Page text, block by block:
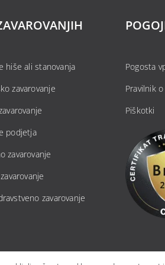
hiše ali stanovanja
zavarovanje
podjetja
zavarovanje
zavarovanje
Pogosta
Pravilnik
Piškotki